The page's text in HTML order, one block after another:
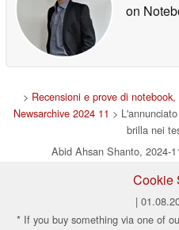
on
> Recensioni e prove di
Newsarchive 2024 11 >
brilla nei
Abid Ahsan Shanto, 2024-
Cookie
|
* If you buy something via one of